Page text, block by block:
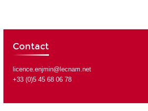
Contact
licence.enjmin@lecnam.net
+33 (0)5 45 68 06 78